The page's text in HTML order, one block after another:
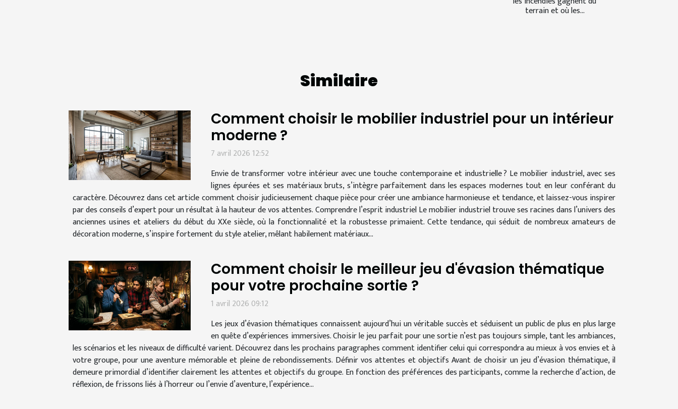
terrain et où les...
Similaire
Comment choisir le mobilier industriel pour un intérieur
moderne ?
7 avril 2026 12:52
Envie de transformer votre intérieur avec une touche contemporaine et industrielle ? Le mobilier industriel, avec ses
lignes épurées et ses matériaux bruts, s’intègre parfaitement dans les espaces modernes tout en leur conférant du
caractère. Découvrez dans cet article comment choisir judicieusement chaque pièce pour créer une ambiance harmonieuse et tendance, et laissez-vous inspirer
par des conseils d’expert pour un résultat à la hauteur de vos attentes. Comprendre l’esprit industriel Le mobilier industriel trouve ses racines dans l’univers des
anciennes usines et ateliers du début du XXe siècle, où la fonctionnalité et la robustesse primaient. Cette tendance, qui séduit de nombreux amateurs de
décoration moderne, s’inspire fortement du style atelier, mêlant habilement matériaux...
Comment choisir le meilleur jeu d'évasion thématique
pour votre prochaine sortie ?
1 avril 2026 09:12
Les jeux d’évasion thématiques connaissent aujourd’hui un véritable succès et séduisent un public de plus en plus large
en quête d’expériences immersives. Choisir le jeu parfait pour une sortie n’est pas toujours simple, tant les ambiances,
les scénarios et les niveaux de difficulté varient. Découvrez dans les prochains paragraphes comment identifier celui qui correspondra au mieux à vos envies et à
votre groupe, pour une aventure mémorable et pleine de rebondissements. Définir vos attentes et objectifs Avant de choisir un jeu d’évasion thématique, il
demeure primordial d’identifier clairement les attentes et objectifs du groupe. En fonction des préférences des participants, comme la recherche d’action, de
réflexion, de frissons liés à l’horreur ou l’envie d’aventure, l’expérience...